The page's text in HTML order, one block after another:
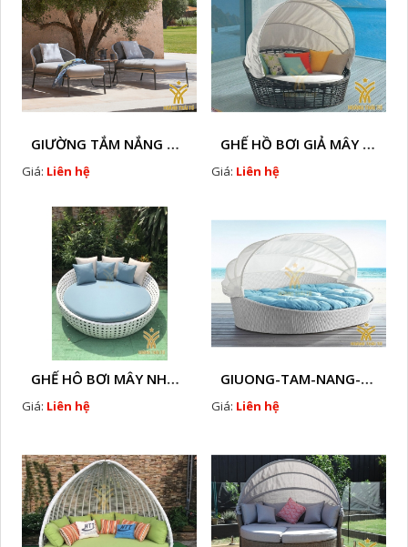
GIƯỜNG TẮM NẮNG GIẢ MÂY HTT - B78
Giá: Liên hệ
GHẾ HỒ BƠI GIẢ MÂY HTT - B36
Giá: Liên hệ
GHẾ HÔ BƠI MÂY NHỰA HTT - B33
Giá: Liên hệ
GIUONG-TAM-NANG-GIA-MAY-HTT - B77
Giá: Liên hệ